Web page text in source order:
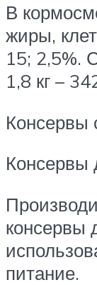
В
жиры,
15; 2,5%.
1,8 кг –
Консервы
Консервы
консервы
питание.